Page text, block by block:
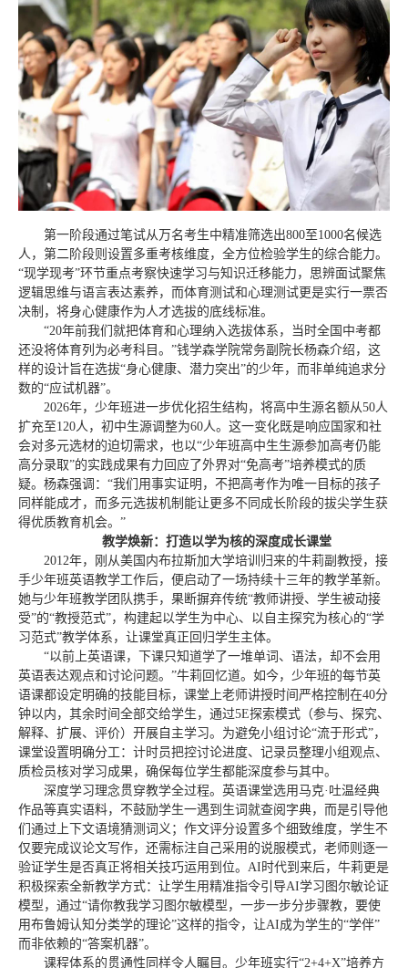
第一阶段通过笔试从万名考生中精准筛选出800至1000名候选
人，第二阶段则设置多重考核维度，全方位检验学生的综合能力。
“现学现考”环节重点考察快速学习与知识迁移能力，思辨面试聚焦
逻辑思维与语言表达素养，而体育测试和心理测试更是实行一票否
决制，将身心健康作为人才选拔的底线标准。
“20年前我们就把体育和心理纳入选拔体系，当时全国中考都
还没将体育列为必考科目。”钱学森学院常务副院长杨森介绍，这
样的设计旨在选拔“身心健康、潜力突出”的少年，而非单纯追求分
数的“应试机器”。
2026年，少年班进一步优化招生结构，将高中生源名额从50人
扩充至120人，初中生源调整为60人。这一变化既是响应国家和社
会对多元选材的迫切需求，也以“少年班高中生生源参加高考仍能
高分录取”的实践成果有力回应了外界对“免高考”培养模式的质
疑。杨森强调：“我们用事实证明，不把高考作为唯一目标的孩子
同样能成才，而多元选拔机制能让更多不同成长阶段的拔尖学生获
得优质教育机会。”
教学焕新：打造以学为核的深度成长课堂
2012年，刚从美国内布拉斯加大学培训归来的牛莉副教授，接
手少年班英语教学工作后，便启动了一场持续十三年的教学革新。
她与少年班教学团队携手，果断摒弃传统“教师讲授、学生被动接
受”的“教授范式”，构建起以学生为中心、以自主探究为核心的“学
习范式”教学体系，让课堂真正回归学生主体。
“以前上英语课，下课只知道学了一堆单词、语法，却不会用
英语表达观点和讨论问题。”牛莉回忆道。如今，少年班的每节英
语课都设定明确的技能目标，课堂上老师讲授时间严格控制在40分
钟以内，其余时间全部交给学生，通过5E探索模式（参与、探究、
解释、扩展、评价）开展自主学习。为避免小组讨论“流于形式”，
课堂设置明确分工：计时员把控讨论进度、记录员整理小组观点、
质检员核对学习成果，确保每位学生都能深度参与其中。
深度学习理念贯穿教学全过程。英语课堂选用马克·吐温经典
作品等真实语料，不鼓励学生一遇到生词就查阅字典，而是引导他
们通过上下文语境猜测词义；作文评分设置多个细致维度，学生不
仅要完成议论文写作，还需标注自己采用的说服模式，老师则逐一
验证学生是否真正将相关技巧运用到位。AI时代到来后，牛莉更是
积极探索全新教学方式：让学生用精准指令引导AI学习图尔敏论证
模型，通过“请你教我学习图尔敏模型，一步一步分步骤教，要使
用布鲁姆认知分类学的理论”这样的指令，让AI成为学生的“学伴”
而非依赖的“答案机器”。
课程体系的贯通性同样令人瞩目。少年班实行“2+4+X”培养方